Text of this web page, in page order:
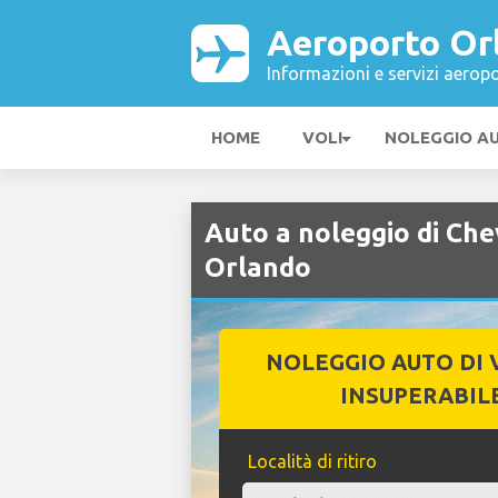
Aeroporto
Informazioni e servizi
HOME VOLI NOLEGGIO
Auto a noleggio di
Orlando
NOLEGGIO AUTO DI
Località di ritiro